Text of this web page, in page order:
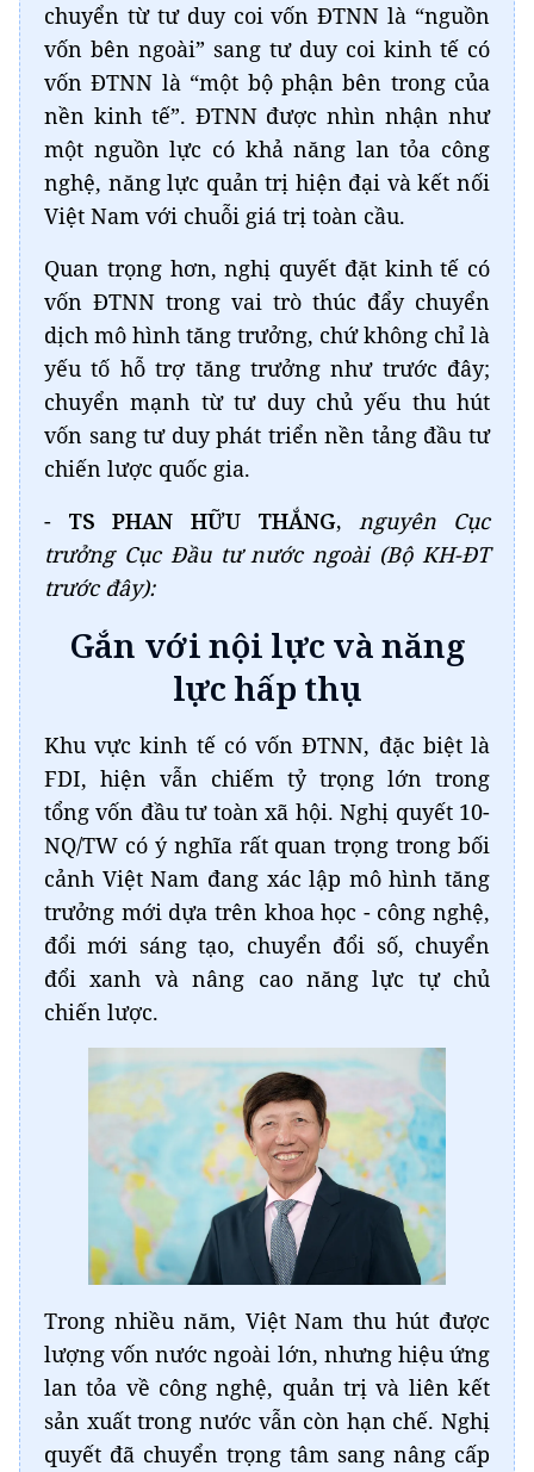
chuyển từ tư duy coi vốn ĐTNN là “nguồn
vốn bên ngoài” sang tư duy coi kinh tế có
vốn ĐTNN là “một bộ phận bên trong của
nền kinh tế”. ĐTNN được nhìn nhận như
một nguồn lực có khả năng lan tỏa công
nghệ, năng lực quản trị hiện đại và kết nối
Việt Nam với chuỗi giá trị toàn cầu.
Quan trọng hơn, nghị quyết đặt kinh tế có
vốn ĐTNN trong vai trò thúc đẩy chuyển
dịch mô hình tăng trưởng, chứ không chỉ là
yếu tố hỗ trợ tăng trưởng như trước đây;
chuyển mạnh từ tư duy chủ yếu thu hút
vốn sang tư duy phát triển nền tảng đầu tư
chiến lược quốc gia.
- TS PHAN HỮU THẮNG, nguyên Cục
trưởng Cục Đầu tư nước ngoài (Bộ KH-ĐT
trước đây):
Gắn với nội lực và năng
lực hấp thụ
Khu vực kinh tế có vốn ĐTNN, đặc biệt là
FDI, hiện vẫn chiếm tỷ trọng lớn trong
tổng vốn đầu tư toàn xã hội. Nghị quyết 10-
NQ/TW có ý nghĩa rất quan trọng trong bối
cảnh Việt Nam đang xác lập mô hình tăng
trưởng mới dựa trên khoa học - công nghệ,
đổi mới sáng tạo, chuyển đổi số, chuyển
đổi xanh và nâng cao năng lực tự chủ
chiến lược.
Trong nhiều năm, Việt Nam thu hút được
lượng vốn nước ngoài lớn, nhưng hiệu ứng
lan tỏa về công nghệ, quản trị và liên kết
sản xuất trong nước vẫn còn hạn chế. Nghị
quyết đã chuyển trọng tâm sang nâng cấp